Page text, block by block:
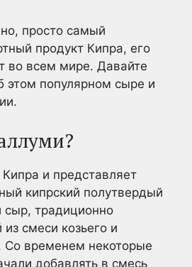
просто самый
продукт Кипра, его
во всем мире. Давайте
этом популярном сыре и
и представляет
кипрский полутвердый
сыр, традиционно
смеси козьего и
Со временем некоторые
добавлять в смесь